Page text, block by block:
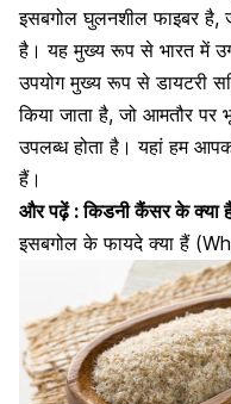
इसबगोल घुलनशील फाइबर है,
है। यह मुख्य रूप से भारत में
उपयोग मुख्य रूप से डायटरी
किया जाता है, जो आमतौर
उपलब्ध होता है। यहां हम
हैं।
और पढ़ें :किडनी कैंसर के क्या
इसबगोल के फायदे क्या हैं